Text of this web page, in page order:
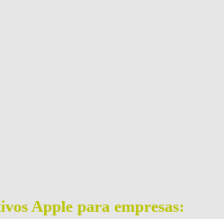
Apple para empresas: